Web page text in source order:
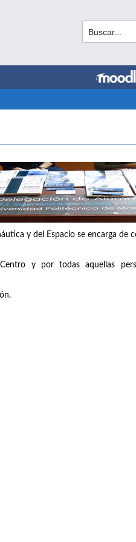
y del Espacio se encarga de
y por todas aquellas